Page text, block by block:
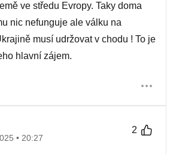
ve středu Evropy. Taky doma
nic nefunguje ale válku na
musí udržovat v chodu ! To je
hlavní zájem.
• 20:27
2